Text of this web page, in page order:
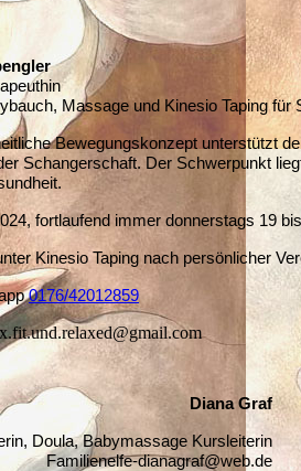
Massage und Kinesio Taping für
Bewegungskonzept unterstützt
Schangerschaft. Der Schwerpunkt
fortlaufend immer donnerstags 19
Kinesio Taping nach persönlicher
0176/42012859
Diana Graf
Doula, Babymassage Kursleiterin
Familienelfe-dianagraf@web.de